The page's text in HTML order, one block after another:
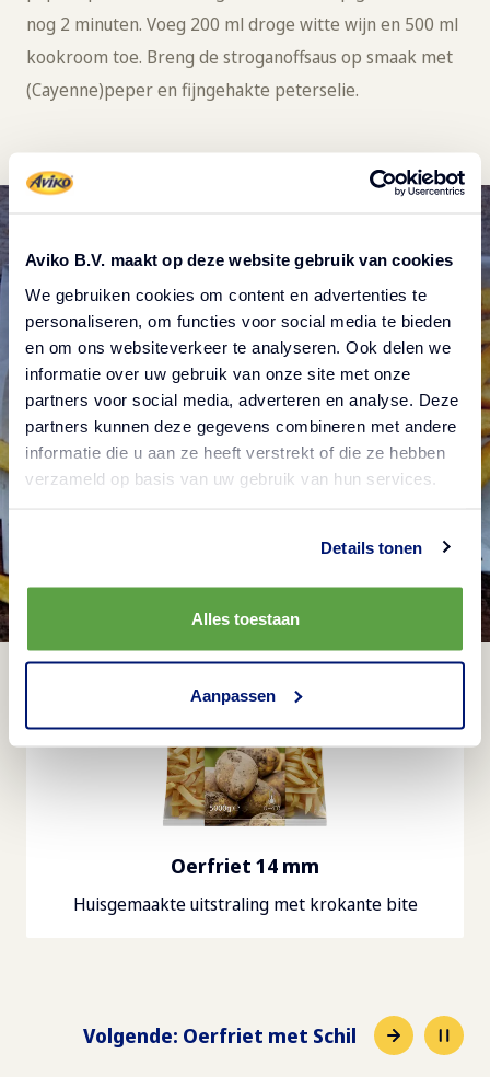
Aviko B.V. maakt op deze website gebruik van cookies
We gebruiken cookies om content en advertenties te
personaliseren, om functies voor social media te bieden
en om ons websiteverkeer te analyseren. Ook delen we
informatie over uw gebruik van onze site met onze
partners voor social media, adverteren en analyse. Deze
partners kunnen deze gegevens combineren met andere
informatie die u aan ze heeft verstrekt of die ze hebben
verzameld op basis van uw gebruik van hun services.
Details tonen
Alles toestaan
Aanpassen
nog 2 minuten. Voeg 200 ml droge witte wijn en 500 ml
kookroom toe. Breng de stroganoffsaus op smaak met
(Cayenne)peper en fijngehakte peterselie.
Volgende: Oerfriet met Schil
Bekijk ons Oerfriet
aanbod, dé friet voor
Oerfriet 14 mm
Huisgemaakte uitstraling met krokante bite